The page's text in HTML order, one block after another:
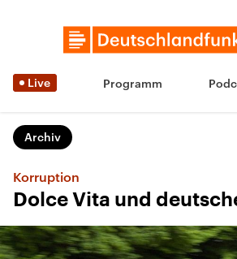
Live Programm
Archiv
Korruption
Dolce Vita und